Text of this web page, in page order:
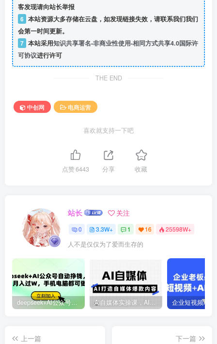
客发现请向站长举报
6 本站资源大多存储在云盘，如发现链接失效，请联系我们我们
会第一时间更新。
7 本站采用知识共享署名-非商业性使用-相同方式共享4.0国际许
可协议进行许可
THE END
中创网 电商运营
喜欢就支持一下吧
点赞6443 分享 收藏
站长 关注
0 3.3W+ 1 16 25598W+
人不是仅仅为了爱而生存的
deepseek+AI公众号自动挣钱，轻松月入过W，手机电脑都可做 Ai自媒体实操课，AI打造自媒体爆款内容
上一篇
下一篇